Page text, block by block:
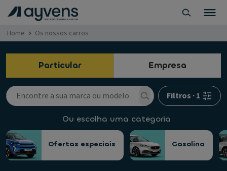
Home Os nossos carros
Particular Empresa
Filtros ·1
Ou escolha uma categoria
Ofertas especiais Gasolina